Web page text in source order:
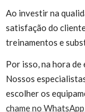
Ao investir na
satisfação do
treinamentos e
Por isso, na hora de
Nossos
escolher os
chame no